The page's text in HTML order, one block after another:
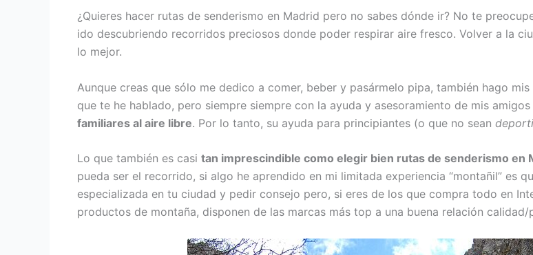
¿Quieres hacer rutas de senderismo en Madrid pero no sabes dónde ir? No te
ido descubriendo recorridos preciosos donde poder respirar aire fresco. Volver a la
lo mejor.
Aunque creas que sólo me dedico a comer, beber y pasármelo pipa, también hago
que te he hablado, pero siempre siempre con la ayuda y asesoramiento de mis amigos
familiares al aire libre. Por lo tanto, su ayuda para principiantes (o que no sean
Lo que también es casi tan imprescindible como elegir bien rutas de senderismo en
pueda ser el recorrido, si algo he aprendido en mi limitada experiencia “montañil” es
especializada en tu ciudad y pedir consejo pero, si eres de los que compra todo en
productos de montaña, disponen de las marcas más top a una buena relación